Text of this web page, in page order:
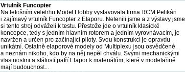
Vrtulník Funcopter
Na letošním veletrhu Model Hobby vystavovala firma RCM Pelikán
i zajímavý vrtulník Funcopter z Elaporu. Nelenili jsme a z výstavy jsme
si tento stroj odváželi k testu. Přestože jde o vrtulník klasické
koncepce, tedy s jedním hlavním rotorem a jedním vyrovnávacím, je
navržen a určen pro začínající piloty. Svou konstrukcí je opravdu
unikátní. Ostatně elaporové modely od Multiplexu jsou osvědčené
a neznám nikoho, kdo by na něj nepěl chválu. Svými mechanickými
vlastnostmi a stálostí patří Elapor k materiálům, které v modelařině
mají budoucnost...